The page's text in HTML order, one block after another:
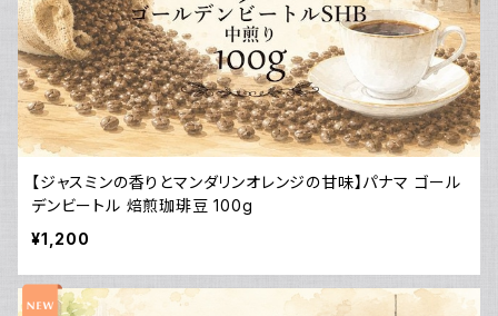
【ジャスミンの香りとマンダリンオレンジの甘味】パナマ ゴール
デンビートル 焙煎珈琲豆 100g
¥1,200